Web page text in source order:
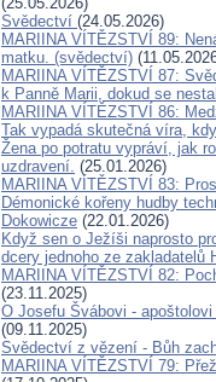
Svědectví (24.05.2026)
MARIINA VÍTĚZSTVÍ 89:
matku. (svědectví)
MARIINA VÍTĚZSTVÍ 87:
k Panně Marii, dokud se
MARIINA VÍTĚZSTVÍ 86:
Tak vypadá skutečná víra,
Žena po potratu vypráví, jak
uzdravení. (25.01.2026)
MARIINA VÍTĚZSTVÍ 83:
Démonické kořeny hudby
Dokowicze (22.01.2026)
Když sen o Ježíši naprosto
dcery jednoho ze zakladatelů
MARIINA VÍTĚZSTVÍ 82:
(23.11.2025)
O Josefu Švábovi -
(09.11.2025)
Svědectví z vězení - Bůh
MARIINA VÍTĚZSTVÍ 79: